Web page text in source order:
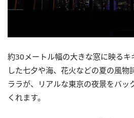
約30メートル幅の大きな窓に映るキ
した七夕や海、花火などの夏の風物
ララが、リアルな東京の夜景をバッ
くれます。